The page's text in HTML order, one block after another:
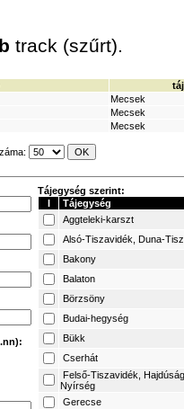
track (szűrt).
Mecsek
Mecsek
Mecsek
Tájegység szerint:
I
Tájegység
Aggteleki-karszt
Alsó-Tiszavidék, Duna-
Bakony
Balaton
Börzsöny
Budai-hegység
Bükk
Cserhát
Felső-Tiszavidék,
Nyírség
Gerecse